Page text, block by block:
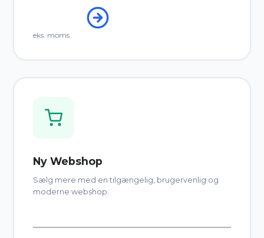
eks. moms
Ny Webshop
Sælg mere med en tilgængelig, brugervenlig og
moderne webshop.